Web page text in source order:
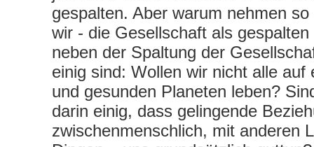
gespalten. Aber warum nehmen
wir - die Gesellschaft als
neben der Spaltung der
einig sind: Wollen wir nicht alle auf
und gesunden Planeten leben?
darin einig, dass gelingende
zwischenmenschlich, mit anderen